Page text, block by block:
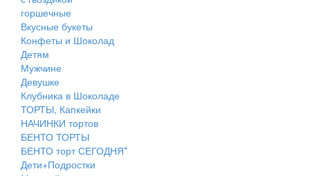
горшечные
Вкусные букеты
Конфеты и Шоколад
Детям
Мужчине
Девушке
Клубника в Шоколаде
ТОРТЫ, Капкейки
НАЧИНКИ тортов
БЕНТО ТОРТЫ
БЕНТО торт СЕГОДНЯ*
Дети+Подростки